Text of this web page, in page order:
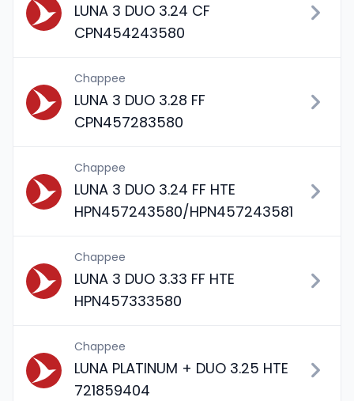
LUNA 3 DUO 3.24 CF
CPN454243580
Chappee
LUNA 3 DUO 3.28 FF
CPN457283580
Chappee
LUNA 3 DUO 3.24 FF HTE
HPN457243580/HPN457243581
Chappee
LUNA 3 DUO 3.33 FF HTE
HPN457333580
Chappee
LUNA PLATINUM + DUO 3.25 HTE
721859404